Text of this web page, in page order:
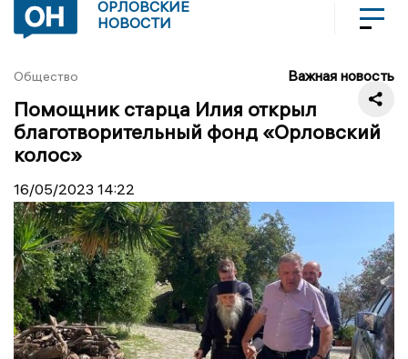
ОРЛОВСКИЕ
НОВОСТИ
Общество Важная новость
Помощник старца Илия открыл
благотворительный фонд «Орловский
колос»
16/05/2023 14:22